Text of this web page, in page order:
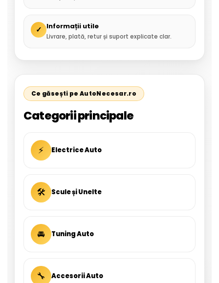
✓ Informații utile
Livrare, plată, retur și suport explicate clar.
Ce găsești pe AutoNecesar.ro
Categorii principale
⚡ Electrice Auto
🛠 Scule și Unelte
🚘 Tuning Auto
🔧 Accesorii Auto